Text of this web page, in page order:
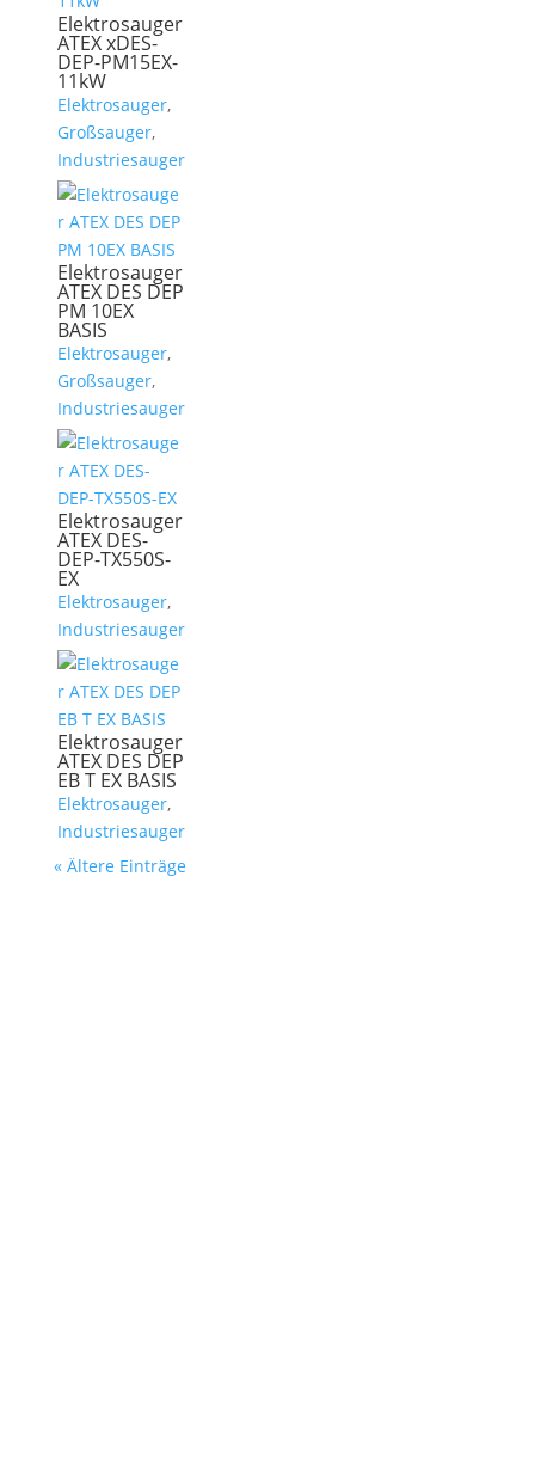
Elektrosauger
ATEX xDES-
DEP-PM15EX-
11kW
Elektrosauger,
Großsauger,
Industriesauger
Elektrosauger
ATEX DES DEP
PM 10EX
BASIS
Elektrosauger,
Großsauger,
Industriesauger
Elektrosauger
ATEX DES-
DEP-TX550S-
EX
Elektrosauger,
Industriesauger
Elektrosauger
ATEX DES DEP
EB T EX BASIS
Elektrosauger,
Industriesauger
« Ältere Einträge